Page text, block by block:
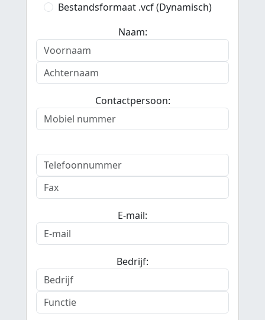
Bestandsformaat .vcf (Dynamisch)
Naam:
Contactpersoon:
E-mail:
Bedrijf: